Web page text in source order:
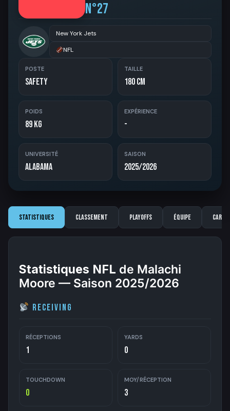
N°27
New York Jets
NFL
POSTE
Safety
TAILLE
180 cm
POIDS
89 kg
EXPÉRIENCE
-
UNIVERSITÉ
Alabama
SAISON
2025/2026
Statistiques Classement Playoffs Équipe
Statistiques NFL de Malachi
Moore — Saison 2025/2026
Receiving
RÉCEPTIONS
1
YARDS
0
TOUCHDOWN
0
MOY/RÉCEPTION
3